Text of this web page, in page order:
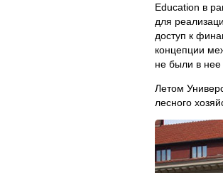
Education в
для
доступ к
концепции
не были в нее
Летом
лесного